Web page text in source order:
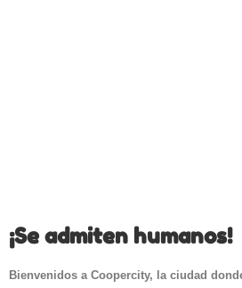
¡Se admiten humanos!
Bienvenidos a Coopercity, la ciudad